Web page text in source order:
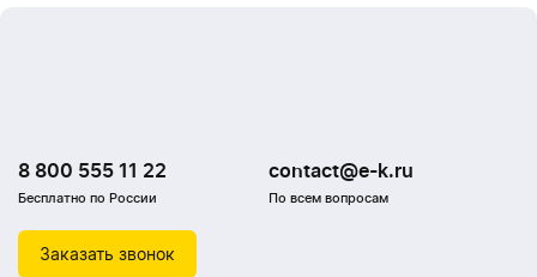
8 800 555 11 22
Бесплатно по России
contact@e-k.ru
По всем вопросам
Заказать звонок